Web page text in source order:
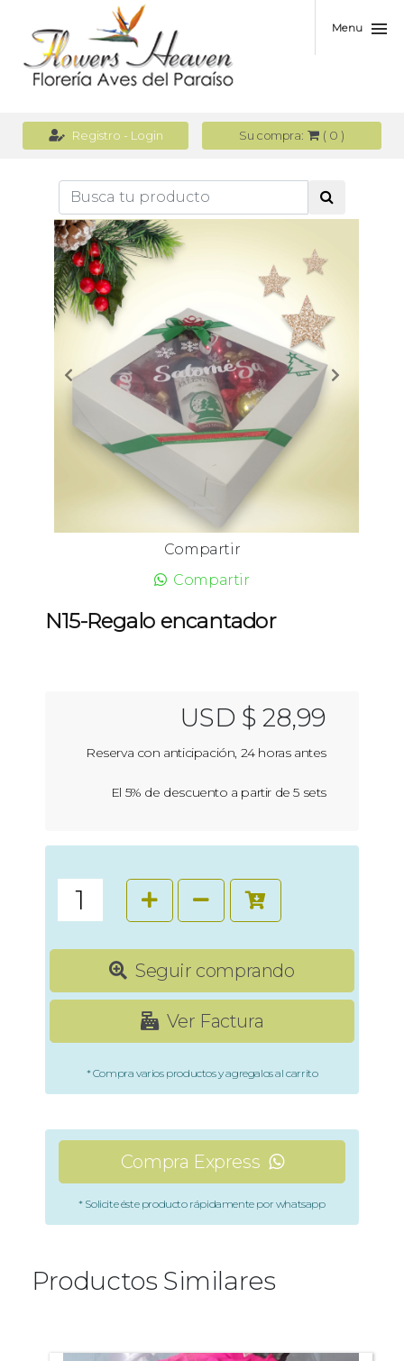
Menu
Registro - Login Su compra: ( 0 )
Compartir
Compartir
N15-Regalo encantador
USD $ 28,99
Reserva con anticipación, 24 horas antes
El 5% de descuento a partir de 5 sets
Seguir comprando
Ver Factura
* Compra varios productos y agregalos al carrito
Compra Express
* Solicite éste producto rápidamente por whatsapp
Productos Similares